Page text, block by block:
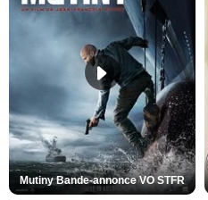
Mutiny Bande-annonce VO STFR